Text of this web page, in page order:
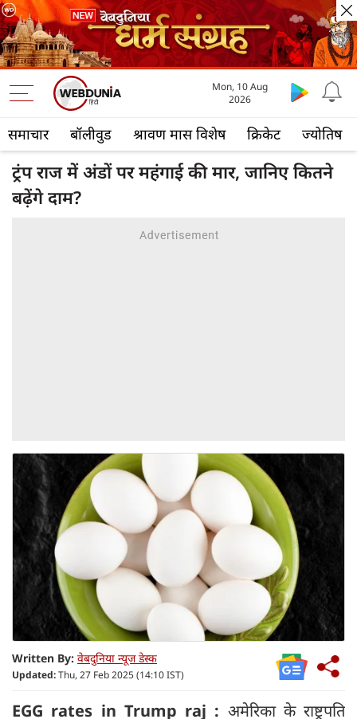
समाचार बॉलीवुड श्रावण मास विशेष क्रिकेट ज्योतिष
Mon, 10 Aug
2026
ट्रंप राज में अंडों पर महंगाई की मार, जानिए कितने
बढ़ेंगे दाम?
Written By: वेबदुनिया न्यूज डेस्क
Updated:Thu, 27 Feb 2025 (14:10 IST)
EGG rates in Trump raj : अमेरिका के राष्ट्रपति